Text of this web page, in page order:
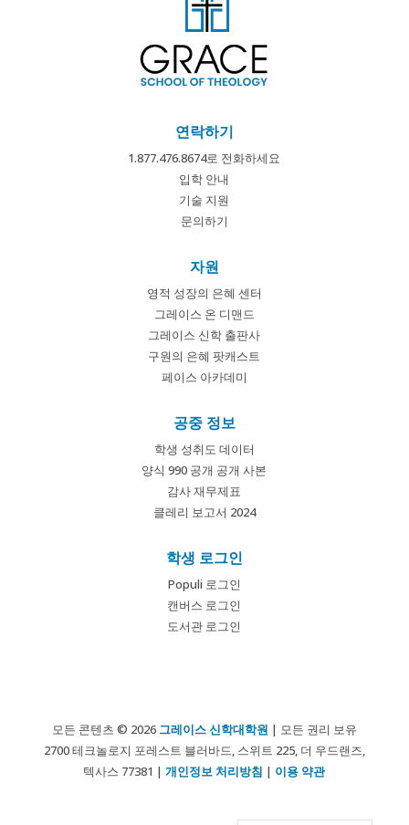
연락하기
1.877.476.8674로 전화하세요
입학 안내
기술 지원
문의하기
자원
영적 성장의 은혜 센터
그레이스 온 디맨드
그레이스 신학 출판사
구원의 은혜 팟캐스트
페이스 아카데미
공중 정보
학생 성취도 데이터
양식 990 공개 공개 사본
감사 재무제표
클레리 보고서 2024
학생 로그인
Populi 로그인
캔버스 로그인
도서관 로그인
모든 콘텐츠 © 2026 그레이스 신학대학원 | 모든 권리 보유
2700 테크놀로지 포레스트 블러바드, 스위트 225, 더 우드랜즈,
텍사스 77381 |개인정보 처리방침 | 이용 약관